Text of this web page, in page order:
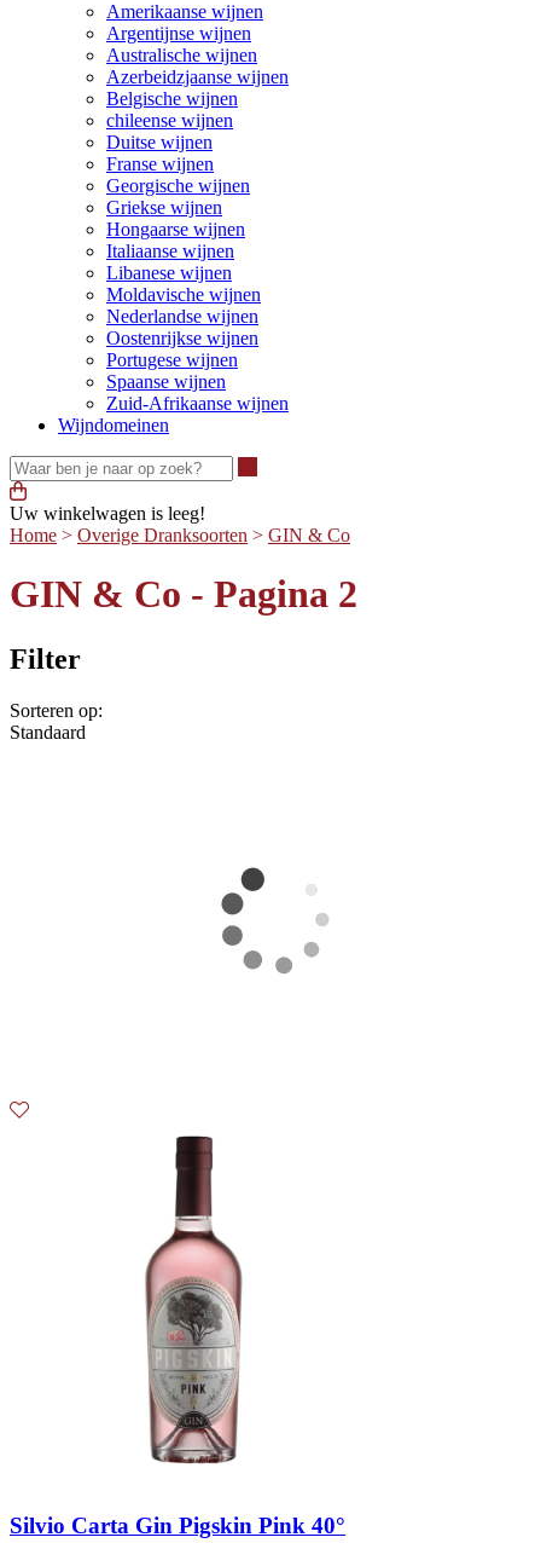
Amerikaanse wijnen
Argentijnse wijnen
Australische wijnen
Azerbeidzjaanse wijnen
Belgische wijnen
chileense wijnen
Duitse wijnen
Franse wijnen
Georgische wijnen
Griekse wijnen
Hongaarse wijnen
Italiaanse wijnen
Libanese wijnen
Moldavische wijnen
Nederlandse wijnen
Oostenrijkse wijnen
Portugese wijnen
Spaanse wijnen
Zuid-Afrikaanse wijnen
Wijndomeinen
Uw winkelwagen is leeg!
Home > Overige Dranksoorten > GIN & Co
GIN & Co - Pagina 2
Filter
Sorteren op:
Standaard
Silvio Carta Gin Pigskin Pink 40°